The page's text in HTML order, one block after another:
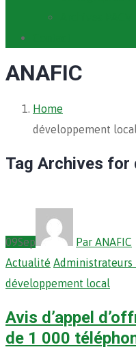
ANAFIC
Home
développement
Tag Archives for
09Sep
Par ANAFIC
Actualité
développement local
Avis d’appel
de 1 000